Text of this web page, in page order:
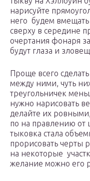
нарисуйте
него будем
сверху в середине
очертания фонаря
будут глаза и
Проще всего
между ними, чуть
треугольничек
нужно нарисовать
делайте их
по на правлению от
тыковка стала
прорисовать черты
на некоторые
желание можно его